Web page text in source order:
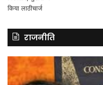
राजनीति